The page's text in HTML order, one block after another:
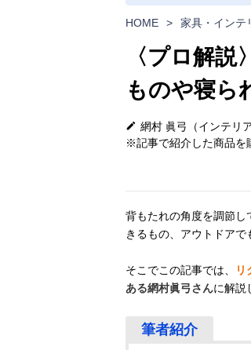
HOME > 家具・インテ
〈プロ解
ものや寝ら
網村 眞弓（インテリ
※記事で紹介した商品を
背もたれの角度を調節し
きるもの、アウトドアで
そこでこの記事では、 リ
ある網村眞弓さんに解説